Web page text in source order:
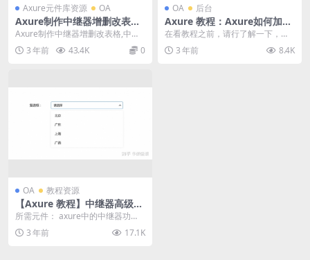
Axure元件库资源 OA
Axure制作中继器增删改表
格，增、删、改、查、排序等
（附教程及RP源文件）
Axure制作中继器增删改表格,中继
器应用表格-增、删、改、查、排序
见下载源文...
3 年前 43.4K 0
OA 后台
Axure 教程：Axure如何加载
第三方脚本！｜axurehub设
计教程
在看教程之前，请行了解一下，什
么时javascirpt。JavaScript入门...
3 年前 8.4K
OA 教程资源
【Axure 教程】中继器高级用
法-下拉多选｜axurehub设计
教程
所需元件： axure中的中继器功
能：2 个，一个对应标签，一个对
应下拉列表； ...
3 年前 17.1K